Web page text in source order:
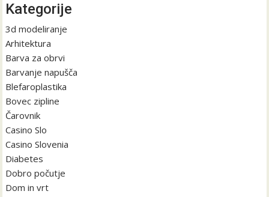
Kategorije
3d modeliranje
Arhitektura
Barva za obrvi
Barvanje napušča
Blefaroplastika
Bovec zipline
Čarovnik
Casino Slo
Casino Slovenia
Diabetes
Dobro počutje
Dom in vrt